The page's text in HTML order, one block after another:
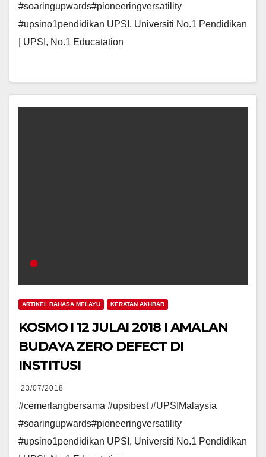
#soaringupwards#pioneeringversatility
#upsino1pendidikan UPSI, Universiti No.1 Pendidikan
| UPSI, No.1 Educatation
ARTIKEL BAHASA MELAYU KERATAN AKHBAR
KOSMO I 12 JULAI 2018 I AMALAN
BUDAYA ZERO DEFECT DI
INSTITUSI
23/07/2018
#cemerlangbersama #upsibest #UPSIMalaysia
#soaringupwards#pioneeringversatility
#upsino1pendidikan UPSI, Universiti No.1 Pendidikan